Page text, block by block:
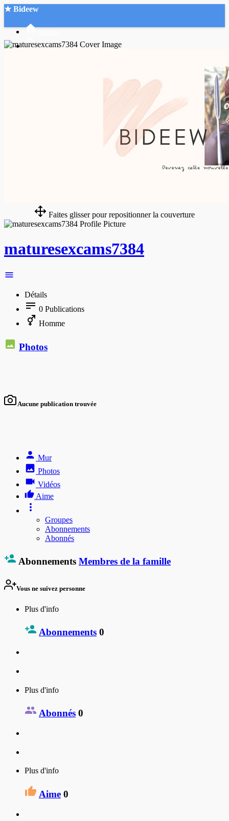
★ Bideew
Faites glisser pour repositionner la couverture
maturesexcams7384
Détails
0 Publications
Homme
Photos
Aucune publication trouvée
Mur
Photos
Vidéos
Aime
Groupes
Abonnements
Abonnés
Abonnements Membres de la famille
Vous ne suivez personne
Plus d'info
Abonnements 0
Plus d'info
Abonnés 0
Plus d'info
Aime 0